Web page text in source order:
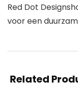
Red Dot
voor een
Related